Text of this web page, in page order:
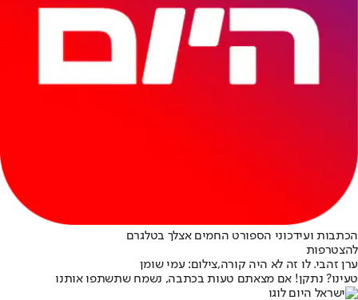
הכתבות ועידכוני הספורט החמים אצלך בטלגרם
להצטרפות
ערן זהבי. לו זה לא היה קורה,צילום: עמי שומן
טעינו? נתקן! אם מצאתם טעות בכתבה, נשמח שתשתפו אותנו